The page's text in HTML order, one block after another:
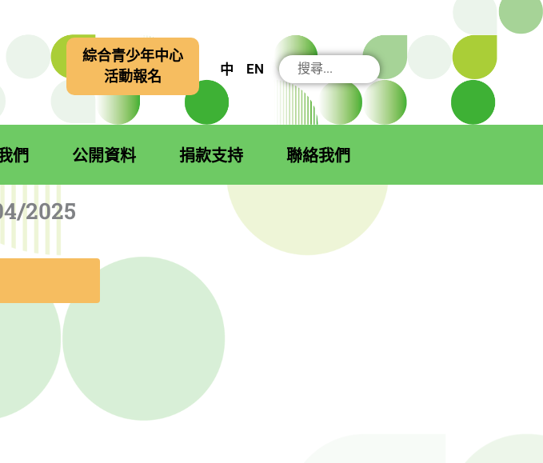
綜合青少年中心
活動報名
中 EN
搜
尋
們 公開資料 捐款支持 聯絡我們
2025